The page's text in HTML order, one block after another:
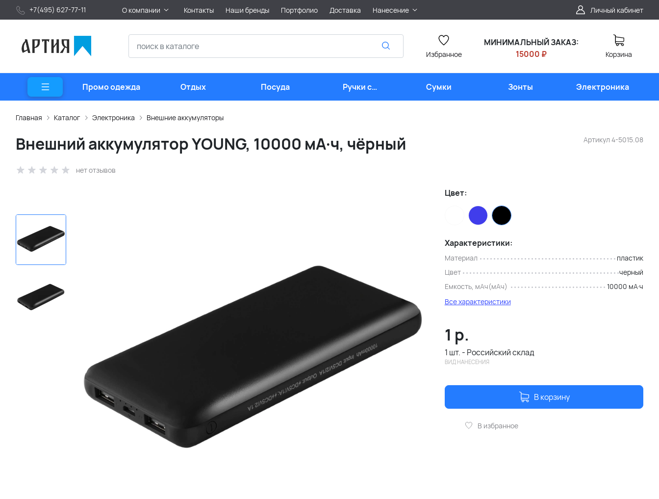
+7(495) 627-77-11 О компании Контакты Наши бренды Портфолио Доставка Нанесение Личный кабинет
Избранное
МИНИМАЛЬНЫЙ ЗАКАЗ:
15000 ₽
Корзина
Промо одежда Отдых Посуда
Ручки с
логотипом
Сумки Зонты Электроника
Главная Каталог Электроника Внешние аккумуляторы
Артикул 4-5015.08
Внешний аккумулятор YOUNG, 10000 мА·ч, чёрный
нет отзывов
Цвет:
Характеристики:
Материал
пластик
Цвет
черный
Емкость, мАч(мАч)
10000 мА·ч
Все характеристики
1 р.
1 шт. - Российский склад
ВИД НАНЕСЕНИЯ
В корзину
В избранное